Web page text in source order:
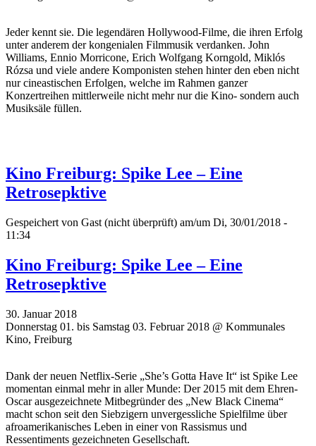
Jeder kennt sie. Die legendären Hollywood-Filme, die ihren Erfolg
unter anderem der kongenialen Filmmusik verdanken. John
Williams, Ennio Morricone, Erich Wolfgang Korngold, Miklós
Rózsa und viele andere Komponisten stehen hinter den eben nicht
nur cineastischen Erfolgen, welche im Rahmen ganzer
Konzertreihen mittlerweile nicht mehr nur die Kino- sondern auch
Musiksäle füllen.
Kino Freiburg: Spike Lee – Eine
Retrosepktive
Gespeichert von Gast (nicht überprüft) am/um Di, 30/01/2018 -
11:34
Kino Freiburg: Spike Lee – Eine
Retrosepktive
30. Januar 2018
Donnerstag 01. bis Samstag 03. Februar 2018 @ Kommunales
Kino, Freiburg
Dank der neuen Netflix-Serie „She’s Gotta Have It“ ist Spike Lee
momentan einmal mehr in aller Munde: Der 2015 mit dem Ehren-
Oscar ausgezeichnete Mitbegründer des „New Black Cinema“
macht schon seit den Siebzigern unvergessliche Spielfilme über
afroamerikanisches Leben in einer von Rassismus und
Ressentiments gezeichneten Gesellschaft.